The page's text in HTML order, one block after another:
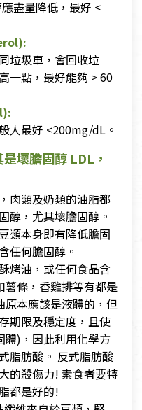
盡量降低，最好 <
垃圾車，會回收垃
一點，最好能夠 > 60
人最好 <200mg/dL。
壞膽固醇 LDL，
肉類及奶類的油脂都
醇，尤其壞膽固醇。
類本身即有降低膽固
任何膽固醇。
烤油，或任何食品含
薯條，香雞排等有都是
本應該是液體的，但
期限及穩定度，且使
體)，因此利用化學方
脂肪酸。 反式脂肪酸
的殺傷力! 素食者要特
都是好的!